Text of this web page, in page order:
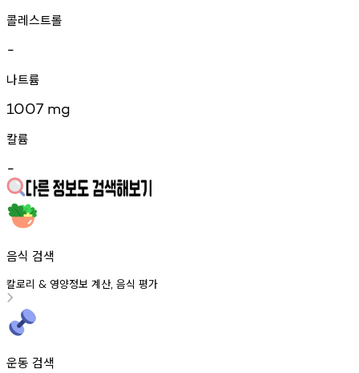
콜레스트롤
-
나트륨
1007 mg
칼륨
-
음식 검색
칼로리 & 영양정보 계산, 음식 평가
운동 검색